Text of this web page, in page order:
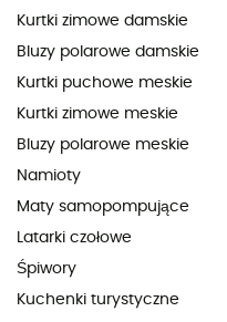
Kurtki zimowe damskie
Bluzy polarowe damskie
Kurtki puchowe meskie
Kurtki zimowe meskie
Bluzy polarowe meskie
Namioty
Maty samopompujące
Latarki czołowe
Śpiwory
Kuchenki turystyczne